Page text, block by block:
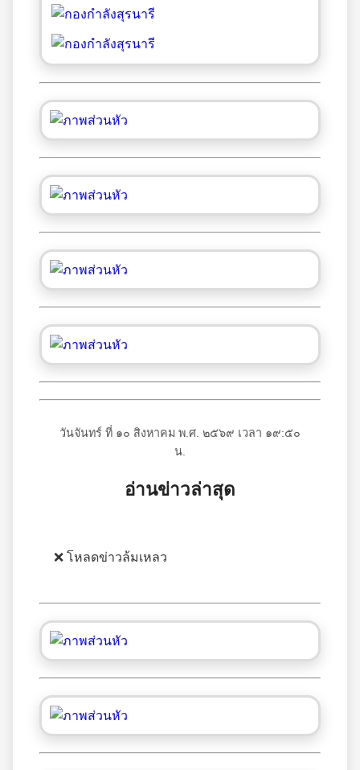
วันจันทร์ ที่ ๑๐ สิงหาคม พ.ศ. ๒๕๖๙ เวลา ๑๙:๕๐
น.
อ่านข่าวล่าสุด
❌ โหลดข่าวล้มเหลว